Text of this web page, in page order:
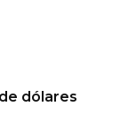
dólares